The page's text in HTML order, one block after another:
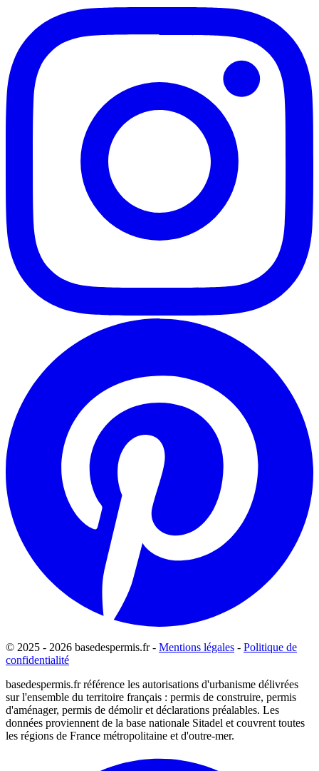
© 2025 - 2026 basedespermis.fr - Mentions légales - Politique de
confidentialité
basedespermis.fr référence les autorisations d'urbanisme délivrées
sur l'ensemble du territoire français : permis de construire, permis
d'aménager, permis de démolir et déclarations préalables. Les
données proviennent de la base nationale Sitadel et couvrent toutes
les régions de France métropolitaine et d'outre-mer.